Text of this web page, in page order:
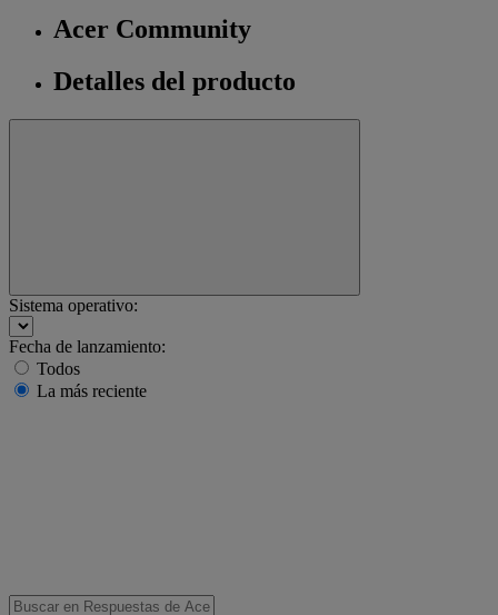
Acer Community
Detalles del producto
Sistema operativo:
Fecha de lanzamiento:
Todos
La más reciente